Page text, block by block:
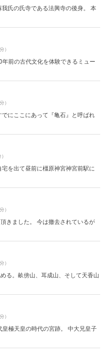
氏の氏寺である法興寺の後身。 本
）
前の古代文化を体験できるミュー
）
にここにあって『亀石』と呼ばれ
出て昼前に橿原神宮神宮前駅に
）
きました。 今は撤去されているが
）
る。畝傍山、耳成山、そして天香山
）
極天皇の時代の宮跡。 中大兄皇子